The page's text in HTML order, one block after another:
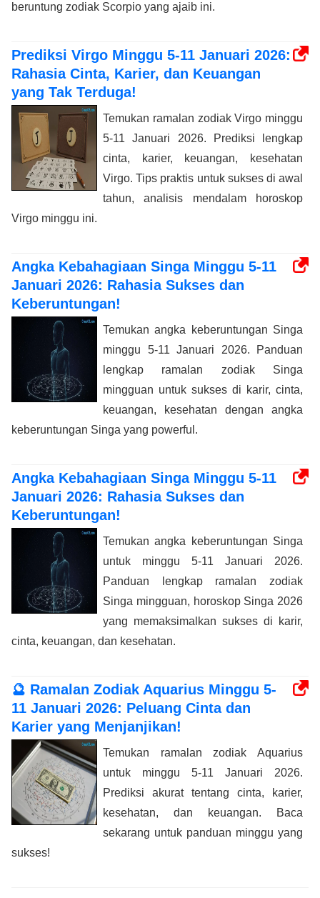
beruntung zodiak Scorpio yang ajaib ini.
Prediksi Virgo Minggu 5-11 Januari 2026:
Rahasia Cinta, Karier, dan Keuangan
yang Tak Terduga!
Temukan ramalan zodiak Virgo minggu
5-11 Januari 2026. Prediksi lengkap
cinta, karier, keuangan, kesehatan
Virgo. Tips praktis untuk sukses di awal
tahun, analisis mendalam horoskop
Virgo minggu ini.
Angka Kebahagiaan Singa Minggu 5-11
Januari 2026: Rahasia Sukses dan
Keberuntungan!
Temukan angka keberuntungan Singa
minggu 5-11 Januari 2026. Panduan
lengkap ramalan zodiak Singa
mingguan untuk sukses di karir, cinta,
keuangan, kesehatan dengan angka
keberuntungan Singa yang powerful.
Angka Kebahagiaan Singa Minggu 5-11
Januari 2026: Rahasia Sukses dan
Keberuntungan!
Temukan angka keberuntungan Singa
untuk minggu 5-11 Januari 2026.
Panduan lengkap ramalan zodiak
Singa mingguan, horoskop Singa 2026
yang memaksimalkan sukses di karir,
cinta, keuangan, dan kesehatan.
🔮 Ramalan Zodiak Aquarius Minggu 5-
11 Januari 2026: Peluang Cinta dan
Karier yang Menjanjikan!
Temukan ramalan zodiak Aquarius
untuk minggu 5-11 Januari 2026.
Prediksi akurat tentang cinta, karier,
kesehatan, dan keuangan. Baca
sekarang untuk panduan minggu yang
sukses!